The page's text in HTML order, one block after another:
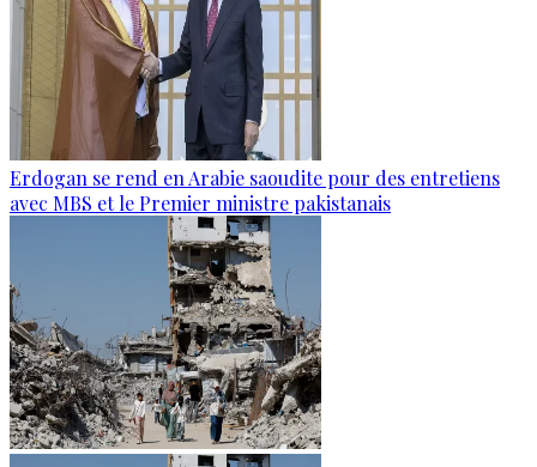
Erdogan se rend en Arabie saoudite pour des entretiens
avec MBS et le Premier ministre pakistanais